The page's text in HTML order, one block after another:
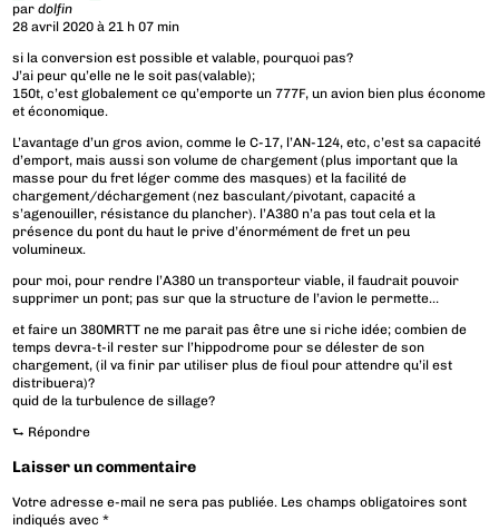
pardolfin
28 avril 2020 à 21 h 07 min
si la conversion est possible et valable, pourquoi pas?
J’ai peur qu’elle ne le soit pas(valable);
150t, c’est globalement ce qu’emporte un 777F, un avion bien plus économe
et économique.
L’avantage d’un gros avion, comme le C-17, l’AN-124, etc, c’est sa capacité
d’emport, mais aussi son volume de chargement (plus important que la
masse pour du fret léger comme des masques) et la facilité de
chargement/déchargement (nez basculant/pivotant, capacité a
s’agenouiller, résistance du plancher). l’A380 n’a pas tout cela et la
présence du pont du haut le prive d’énormément de fret un peu
volumineux.
pour moi, pour rendre l’A380 un transporteur viable, il faudrait pouvoir
supprimer un pont; pas sur que la structure de l’avion le permette…
et faire un 380MRTT ne me parait pas être une si riche idée; combien de
temps devra-t-il rester sur l’hippodrome pour se délester de son
chargement, (il va finir par utiliser plus de fioul pour attendre qu’il est
distribuera)?
quid de la turbulence de sillage?
⮑ Répondre
Laisser un commentaire
Votre adresse e-mail ne sera pas publiée. Les champs obligatoires sont
indiqués avec*